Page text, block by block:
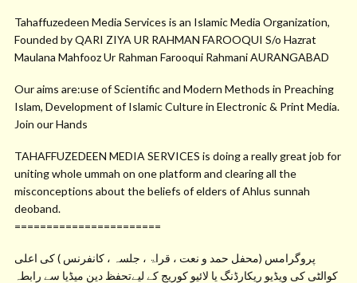
Tahaffuzedeen Media Services is an Islamic Media Organization,
Founded by QARI ZIYA UR RAHMAN FAROOQUI S/o Hazrat
Maulana Mahfooz Ur Rahman Farooqui Rahmani AURANGABAD
Our aims are:use of Scientific and Modern Methods in Preaching
Islam, Development of Islamic Culture in Electronic & Print Media.
Join our Hands
TAHAFFUZEDEEN MEDIA SERVICES is doing a really great job for
uniting whole ummah on one platform and clearing all the
misconceptions about the beliefs of elders of Ahlus sunnah
deoband.
=======================
پروگرامس (محفل حمد و نعت ، قراۃ ، جلسہ ، کانفرنس ) کی اعلی
کوالٹی کی ویڈیو ریکارڈنگ یا لائیو کوریج کے لیےتحفظ دین میڈیا سے رابطہ